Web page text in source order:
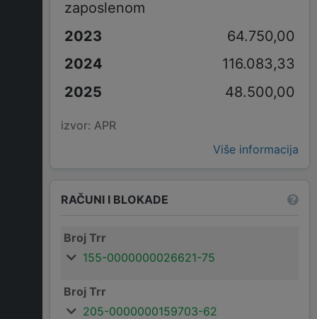
zaposlenom
64.750,00
116.083,33
48.500,00
izvor: APR
Više informacija
RAČUNI I BLOKADE
Broj Trr
155-0000000026621-75
Broj Trr
205-0000000159703-62